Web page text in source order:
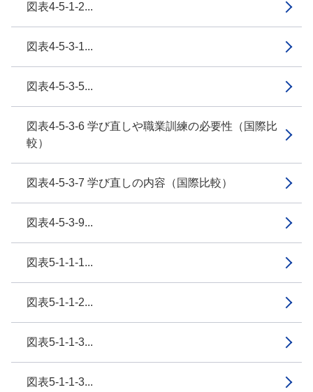
図表4-5-1-2...
図表4-5-3-1...
図表4-5-3-5...
図表4-5-3-6 学び直しや職業訓練の必要性（国際比
較）
図表4-5-3-7 学び直しの内容（国際比較）
図表4-5-3-9...
図表5-1-1-1...
図表5-1-1-2...
図表5-1-1-3...
図表5-1-1-3...